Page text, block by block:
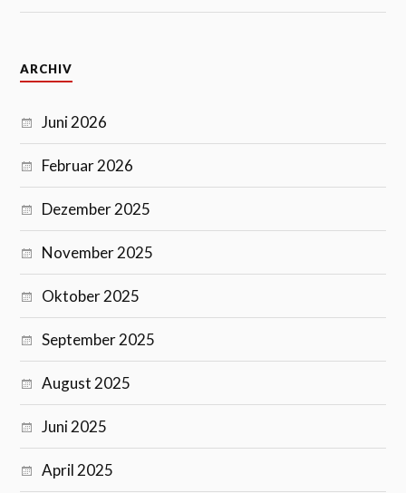
ARCHIV
Juni 2026
Februar 2026
Dezember 2025
November 2025
Oktober 2025
September 2025
August 2025
Juni 2025
April 2025